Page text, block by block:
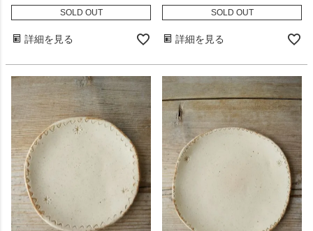
SOLD OUT
詳細を見る
SOLD OUT
詳細を見る